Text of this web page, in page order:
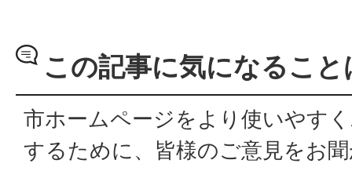
この記事に気になるこ
市ホームページをより使いやす
するために、皆様のご意見をお